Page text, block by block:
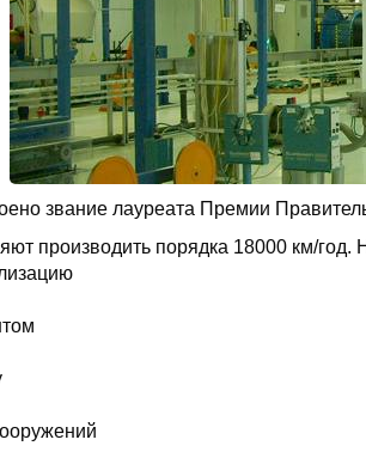
звание лауреата Премии
производить порядка 18000 км/